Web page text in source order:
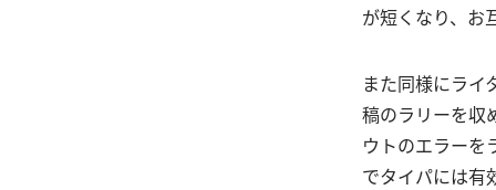
が短くなり、お
また同様にライ
稿のラリーを収
ウトのエラーを
でタイパには有